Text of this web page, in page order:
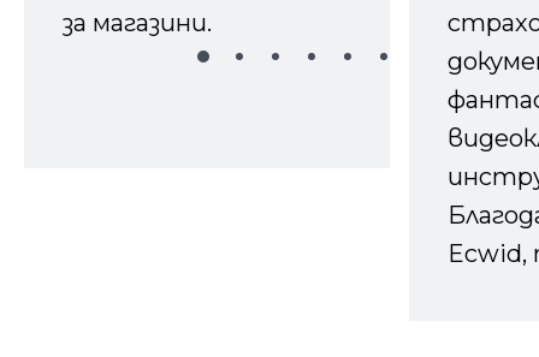
за магазини.
Ecwid,